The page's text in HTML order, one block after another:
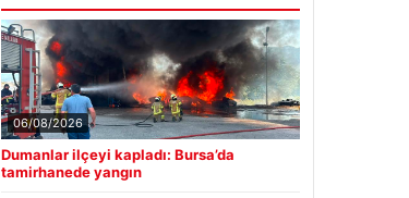
06/08/2026
Dumanlar ilçeyi kapladı: Bursa’da
tamirhanede yangın